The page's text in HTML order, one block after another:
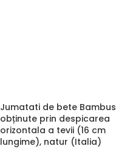
Jumatati de bete Bambus
obținute prin despicarea
orizontala a tevii (16 cm
lungime), natur (Italia)